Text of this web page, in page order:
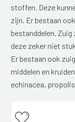
stoffen. Deze
zijn. Er bestaan
bestanddelen.
deze zeker niet
Er bestaan ook
middelen en
echinacea,